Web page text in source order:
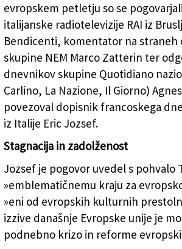
evropskem petletju so se
italijanske radiotelevizije RAI iz
Bendicenti, komentator na straneh
skupine NEM Marco Zatterin ter
dnevnikov skupine Quotidiano
Carlino, La Nazione, Il Giorno)
povezoval dopisnik francoskega
iz Italije Eric Jozsef.
Stagnacija in zadolženost
Jozsef je pogovor uvedel s pohvalo
»emblematičnemu kraju za
»eni od evropskih kulturnih
izzive današnje Evropske unije je
podnebno krizo in reforme